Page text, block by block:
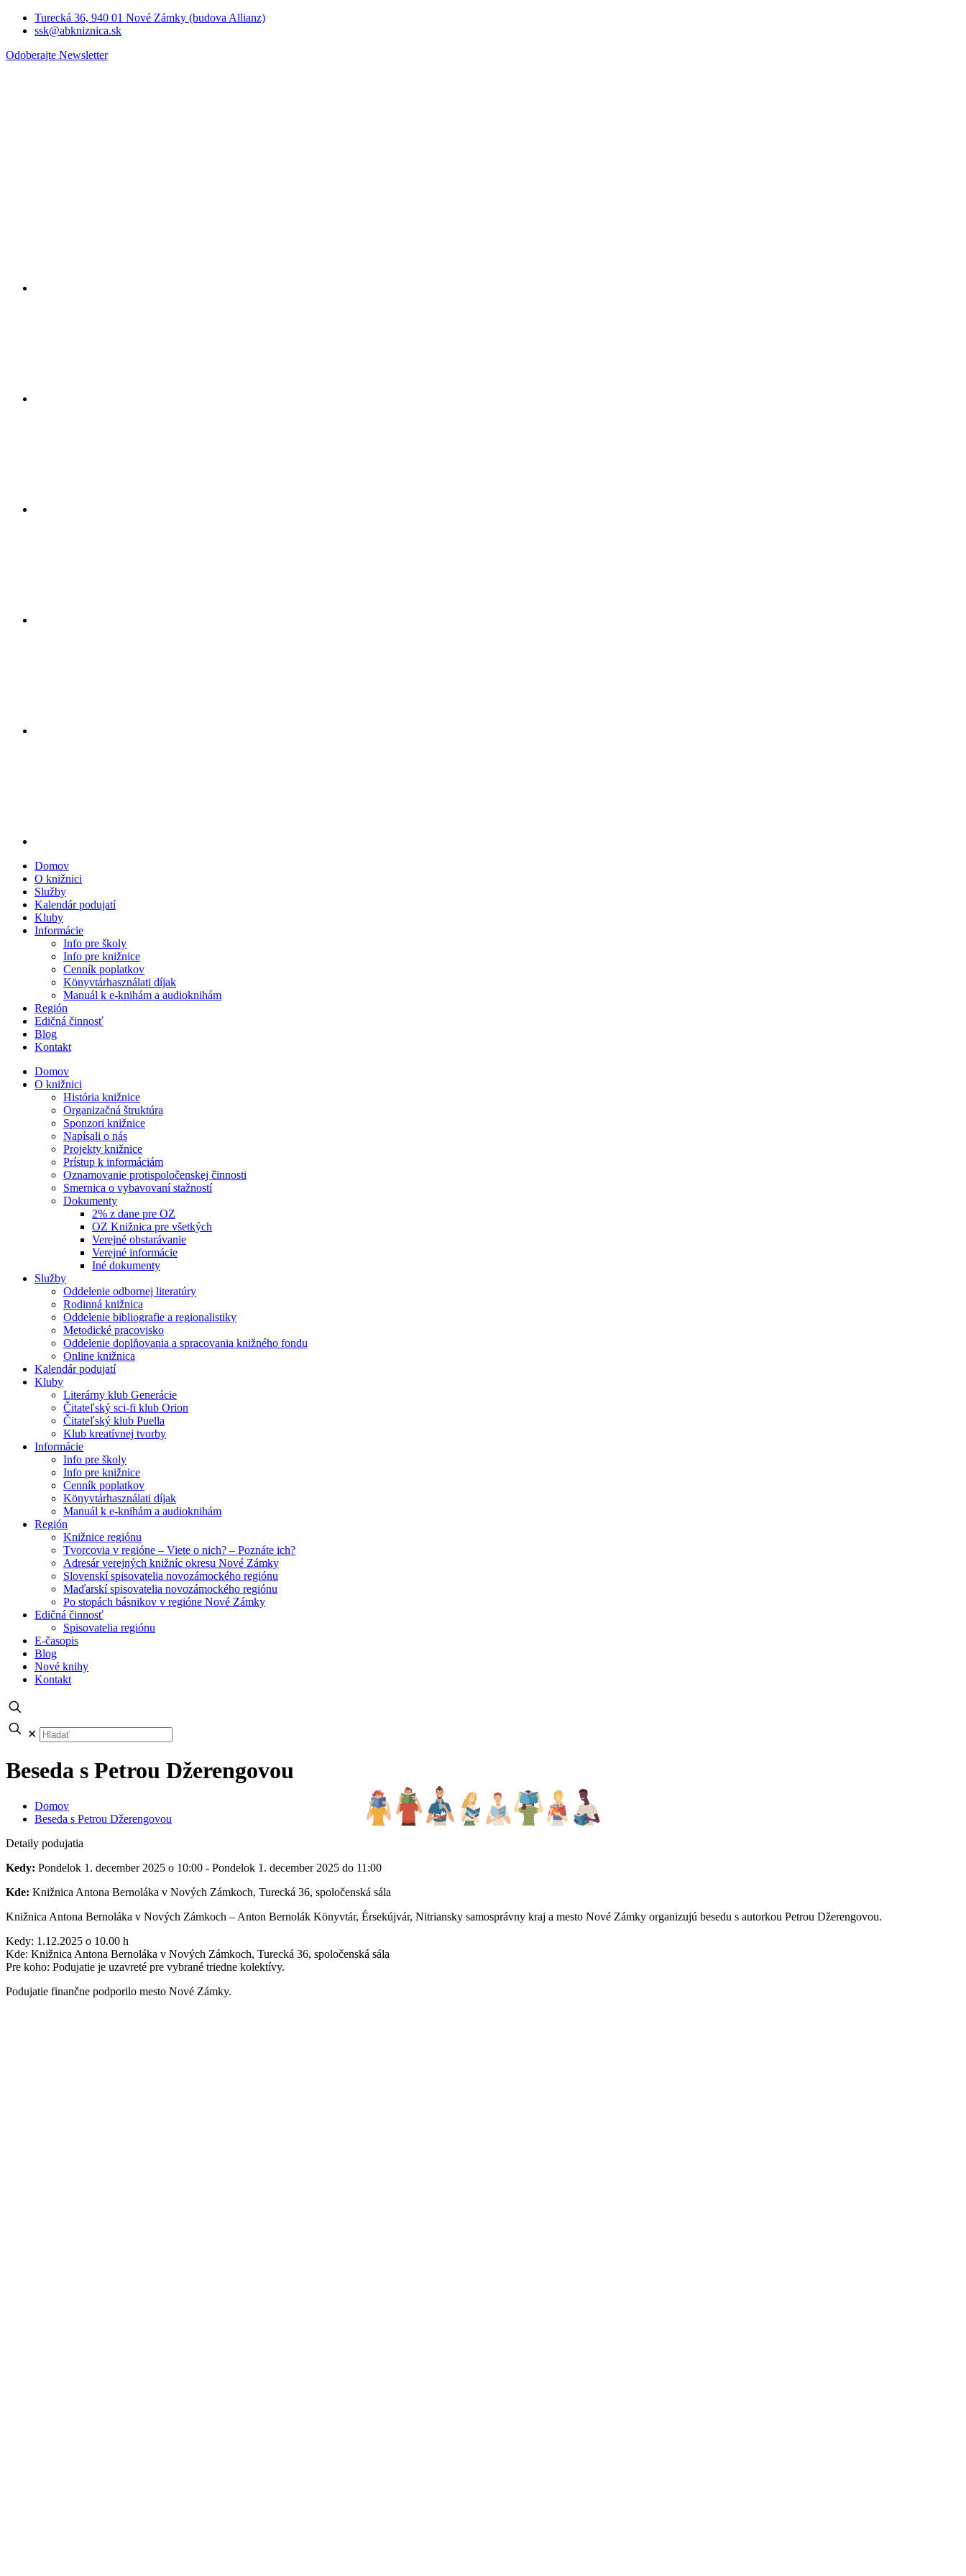
Turecká 36, 940 01 Nové Zámky (budova Allianz)
ssk@abkniznica.sk
Odoberajte Newsletter
Domov
O knižnici
Služby
Kalendár podujatí
Kluby
Informácie
Info pre školy
Info pre knižnice
Cenník poplatkov
Könyvtárhasználati díjak
Manuál k e-knihám a audioknihám
Región
Edičná činnosť
Blog
Kontakt
Domov
O knižnici
História knižnice
Organizačná štruktúra
Sponzori knižnice
Napísali o nás
Projekty knižnice
Prístup k informáciám
Oznamovanie protispoločenskej činnosti
Smernica o vybavovaní stažností
Dokumenty
2% z dane pre OZ
OZ Knižnica pre všetkých
Verejné obstarávanie
Verejné informácie
Iné dokumenty
Služby
Oddelenie odbornej literatúry
Rodinná knižnica
Oddelenie bibliografie a regionalistiky
Metodické pracovisko
Oddelenie doplňovania a spracovania knižného fondu
Online knižnica
Kalendár podujatí
Kluby
Literárny klub Generácie
Čitateľský sci-fi klub Orion
Čitateľský klub Puella
Klub kreatívnej tvorby
Informácie
Info pre školy
Info pre knižnice
Cenník poplatkov
Könyvtárhasználati díjak
Manuál k e-knihám a audioknihám
Región
Knižnice regiónu
Tvorcovia v regióne – Viete o nich? – Poznáte ich?
Adresár verejných knižníc okresu Nové Zámky
Slovenskí spisovatelia novozámockého regiónu
Maďarskí spisovatelia novozámockého regiónu
Po stopách básnikov v regióne Nové Zámky
Edičná činnosť
Spisovatelia regiónu
E-časopis
Blog
Nové knihy
Kontakt
✕
Beseda s Petrou Džerengovou
Domov
Beseda s Petrou Džerengovou
Detaily podujatia
Kedy: Pondelok 1. december 2025 o 10:00 - Pondelok 1. december 2025 do 11:00
Kde: Knižnica Antona Bernoláka v Nových Zámkoch, Turecká 36, spoločenská sála
Knižnica Antona Bernoláka v Nových Zámkoch – Anton Bernolák Könyvtár, Érsekújvár, Nitriansky samosprávny kraj a mesto Nové Zámky organizujú besedu s autorkou Petrou Džerengovou.
Kedy: 1.12.2025 o 10.00 h
Kde: Knižnica Antona Bernoláka v Nových Zámkoch, Turecká 36, spoločenská sála
Pre koho: Podujatie je uzavreté pre vybrané triedne kolektívy.
Podujatie finančne podporilo mesto Nové Zámky.